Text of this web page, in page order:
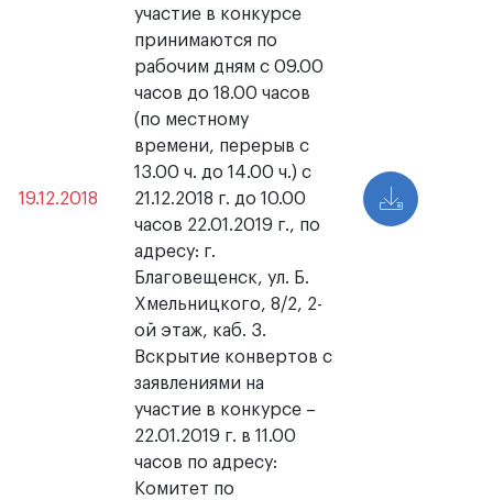
19.12.2018
участие в конкурсе
принимаются по
рабочим дням с 09.00
часов до 18.00 часов
(по местному
времени, перерыв с
13.00 ч. до 14.00 ч.) с
21.12.2018 г. до 10.00
часов 22.01.2019 г., по
адресу: г.
Благовещенск, ул. Б.
Хмельницкого, 8/2, 2-
ой этаж, каб. 3.
Вскрытие конвертов с
заявлениями на
участие в конкурсе –
22.01.2019 г. в 11.00
часов по адресу:
Комитет по